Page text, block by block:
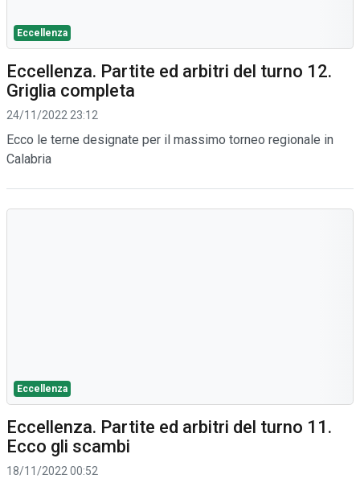
Eccellenza
Eccellenza. Partite ed arbitri del turno 12.
Griglia completa
24/11/2022 23:12
Ecco le terne designate per il massimo torneo regionale in
Calabria
Eccellenza
Eccellenza. Partite ed arbitri del turno 11.
Ecco gli scambi
18/11/2022 00:52